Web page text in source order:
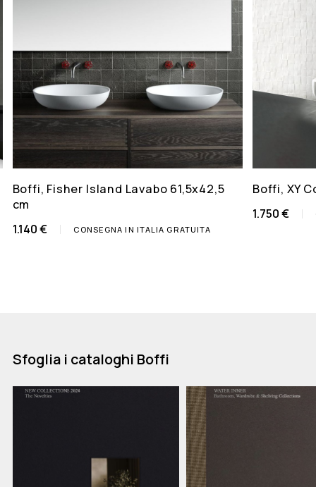
Boffi, Fisher Island Lavabo 61,5x42,5
cm
1.140 €
CONSEGNA IN ITALIA GRATUITA
Boffi, XY
1.750 €
Sfoglia i cataloghi Boffi